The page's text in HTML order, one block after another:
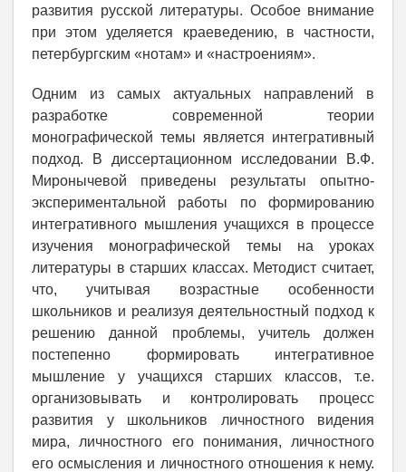
развития русской литературы. Особое внимание
при этом уделяется краеведению, в частности,
петербургским «нотам» и «настроениям».
Одним из самых актуальных направлений в
разработке современной теории
монографической темы является интегративный
подход. В диссертационном исследовании В.Ф.
Миронычевой приведены результаты опытно-
экспериментальной работы по формированию
интегративного мышления учащихся в процессе
изучения монографической темы на уроках
литературы в старших классах. Методист считает,
что, учитывая возрастные особенности
школьников и реализуя деятельностный подход к
решению данной проблемы, учитель должен
постепенно формировать интегративное
мышление у учащихся старших классов, т.е.
организовывать и контролировать процесс
развития у школьников личностного видения
мира, личностного его понимания, личностного
его осмысления и личностного отношения к нему.